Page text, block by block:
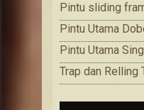
Pintu sliding
Pintu Utama
Pintu Utama
Trap dan Relling